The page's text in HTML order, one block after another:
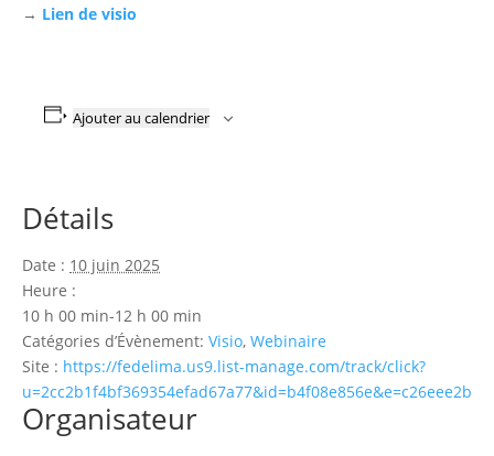
→ Lien de visio
Ajouter au calendrier
Détails
Date : 10 juin 2025
Heure :
10 h 00 min-12 h 00 min
Catégories d’Évènement: Visio, Webinaire
Site : https://fedelima.us9.list-manage.com/track/click?
u=2cc2b1f4bf369354efad67a77&id=b4f08e856e&e=c26eee2b01
Organisateur